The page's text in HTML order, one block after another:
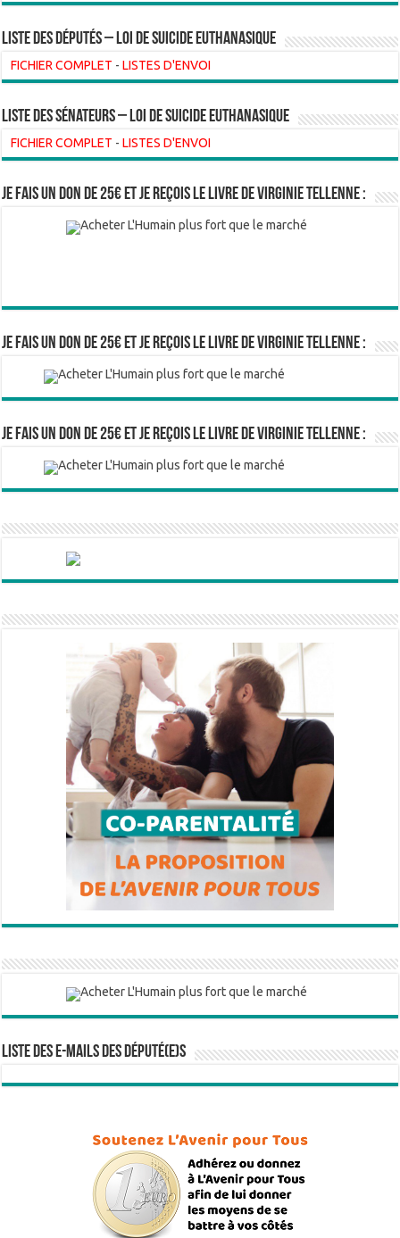
Liste des Députés – Loi de suicide euthanasique
FICHIER COMPLET -LISTES D'ENVOI
liste des sénateurs – loi de suicide euthanasique
FICHIER COMPLET -LISTES D'ENVOI
Je fais un don de 25€ et je reçois le livre de Virginie Tellenne :
Je fais un don de 25€ et je reçois le livre de Virginie Tellenne :
Je fais un don de 25€ et je reçois le livre de Virginie Tellenne :
Liste des e-mails des député(e)s